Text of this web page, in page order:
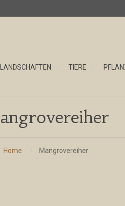
LANDSCHAFTEN TIERE
Home Mangrovereiher